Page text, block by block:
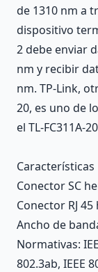
de 1310 nm a
dispositivo
2 debe enviar
nm y recibir
nm. TP-Link,
20, es uno de
el TL-FC311A-
Características
Conector SC
Conector RJ
Ancho de
Normativas:
802.3ab, IEEE